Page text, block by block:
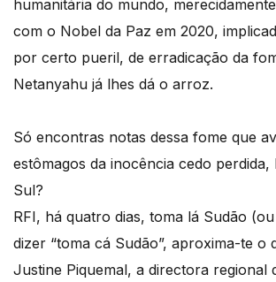
humanitária do mundo,
com o Nobel da Paz em 2020,
por certo pueril, de erradicação da
Netanyahu já lhes dá o arroz.
Só encontras notas dessa fome que
estômagos da inocência cedo perdida,
Sul?
RFI, há quatro dias, toma lá Sudão
dizer “toma cá Sudão”, aproxima-te o
Justine Piquemal, a directora regional